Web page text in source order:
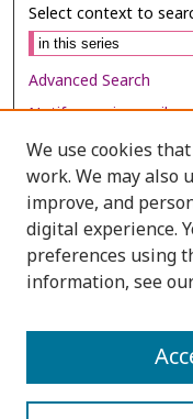
Select context to
Advanced Search
Notify me via email or
Browse
Collections
Disciplines
Authors
We use cookies
work. We may also
improve, and
digital experience.
preferences using
information, see